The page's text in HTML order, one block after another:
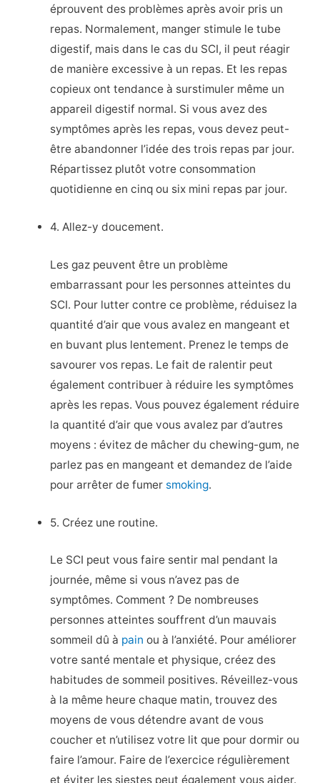
éprouvent des problèmes après avoir pris un
repas. Normalement, manger stimule le tube
digestif, mais dans le cas du SCI, il peut réagir
de manière excessive à un repas. Et les repas
copieux ont tendance à surstimuler même un
appareil digestif normal. Si vous avez des
symptômes après les repas, vous devez peut-
être abandonner l’idée des trois repas par jour.
Répartissez plutôt votre consommation
quotidienne en cinq ou six mini repas par jour.
4. Allez-y doucement.
Les gaz peuvent être un problème
embarrassant pour les personnes atteintes du
SCI. Pour lutter contre ce problème, réduisez la
quantité d’air que vous avalez en mangeant et
en buvant plus lentement. Prenez le temps de
savourer vos repas. Le fait de ralentir peut
également contribuer à réduire les symptômes
après les repas. Vous pouvez également réduire
la quantité d’air que vous avalez par d’autres
moyens : évitez de mâcher du chewing-gum, ne
parlez pas en mangeant et demandez de l’aide
pour arrêter de fumer smoking.
5. Créez une routine.
Le SCI peut vous faire sentir mal pendant la
journée, même si vous n’avez pas de
symptômes. Comment ? De nombreuses
personnes atteintes souffrent d’un mauvais
sommeil dû à pain ou à l’anxiété. Pour améliorer
votre santé mentale et physique, créez des
habitudes de sommeil positives. Réveillez-vous
à la même heure chaque matin, trouvez des
moyens de vous détendre avant de vous
coucher et n’utilisez votre lit que pour dormir ou
faire l’amour. Faire de l’exercice régulièrement
et éviter les siestes peut également vous aider.